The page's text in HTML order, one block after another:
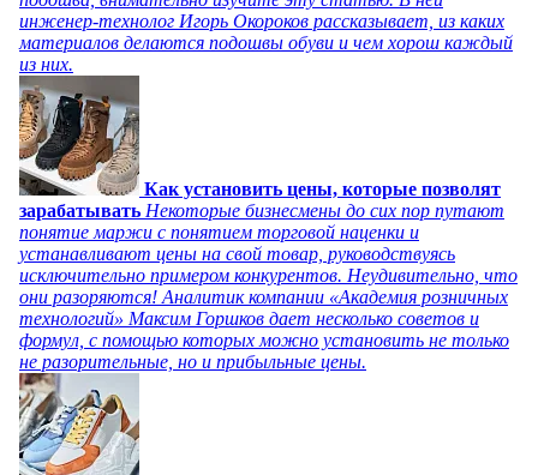
инженер-технолог Игорь Окороков рассказывает, из каких
материалов делаются подошвы обуви и чем хорош каждый
из них.
Как установить цены, которые позволят
зарабатывать Некоторые бизнесмены до сих пор путают
понятие маржи с понятием торговой наценки и
устанавливают цены на свой товар, руководствуясь
исключительно примером конкурентов. Неудивительно, что
они разоряются! Аналитик компании «Академия розничных
технологий» Максим Горшков дает несколько советов и
формул, с помощью которых можно установить не только
не разорительные, но и прибыльные цены.